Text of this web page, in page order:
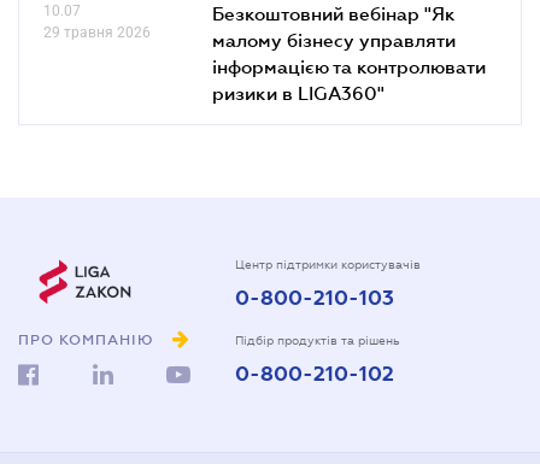
10.07
29 травня 2026
Безкоштовний вебінар "Як
малому бізнесу управляти
інформацією та контролювати
ризики в LIGA360"
ПРО КОМПАНІЮ
Центр підтримки користувачів
0-800-210-103
Підбір продуктів та рішень
0-800-210-102